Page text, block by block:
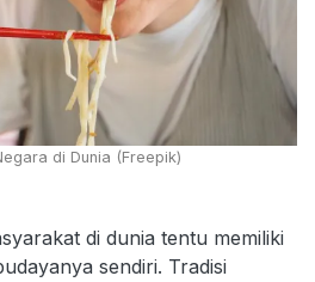
di Dunia (Freepik)
di dunia tentu memiliki
sendiri. Tradisi